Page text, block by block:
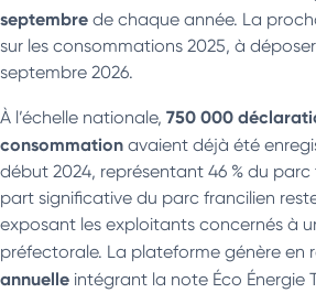
septembre de chaque année. La
sur les consommations 2025, à
septembre 2026.
À l’échelle nationale, 750 000
consommation avaient déjà été
début 2024, représentant 46 % du
part significative du parc francilien
exposant les exploitants concernés à
préfectorale. La plateforme génère en
annuelle intégrant la note Éco Énergie